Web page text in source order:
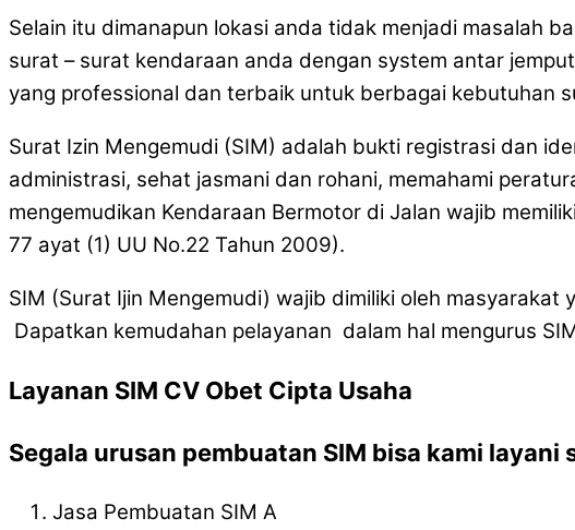
Selain itu dimanapun lokasi anda tidak menjadi masalah
surat – surat kendaraan anda dengan system antar
yang professional dan terbaik untuk berbagai kebutuhan
Surat Izin Mengemudi (SIM) adalah bukti registrasi dan
administrasi, sehat jasmani dan rohani, memahami
mengemudikan Kendaraan Bermotor di Jalan wajib
77 ayat (1) UU No.22 Tahun 2009).
SIM (Surat Ijin Mengemudi) wajib dimiliki oleh
Dapatkan kemudahan pelayanan dalam hal mengurus
Layanan SIM CV Obet Cipta Usaha
Segala urusan pembuatan SIM bisa kami layani
Jasa Pembuatan SIM A